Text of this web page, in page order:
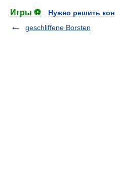
Игры ⚽
Нужно решить
geschliffene Borsten